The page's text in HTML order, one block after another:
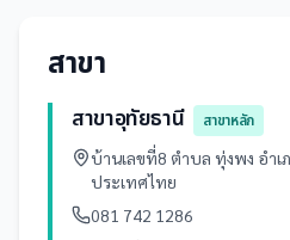
สาขา
สาขาอุทัยธานี
สาขาหลัก
บ้านเลขที่8 ตำบล ทุ่งพง อำ
ประเทศไทย
081 742 1286